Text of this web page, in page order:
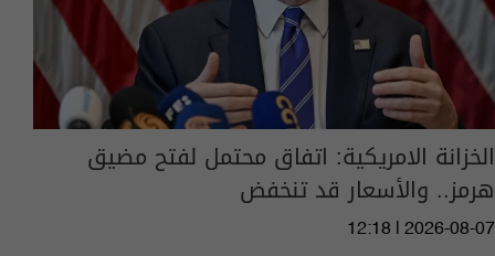
الخزانة الامريكية: اتفاق محتمل لفتح مضيق
هرمز.. والأسعار قد تنخفض
12:18 | 2026-08-07